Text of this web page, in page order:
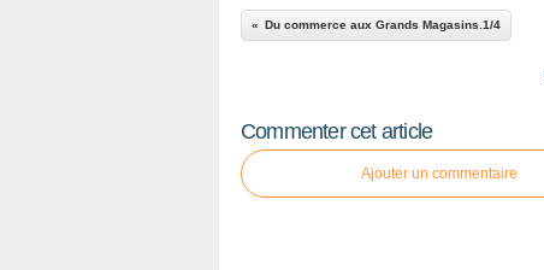
Du commerce aux Grands Magasins.1/4
Commenter cet article
Ajouter un commentaire